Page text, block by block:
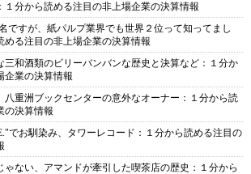
１分から読める注目の非上場企業の決算情報
ですが、紙パルプ業界でも世界２位って知ってまし
める注目の非上場企業の決算情報
三和酒類のビリーバンバンな歴史と決算など：１分か
企業の決算情報
八重洲ブックセンターの意外なオーナー：１分から読
の決算情報
でお馴染み、タワーレコード：１分から読める注目の
ゃない、アマンドが牽引した喫茶店の歴史：１分から